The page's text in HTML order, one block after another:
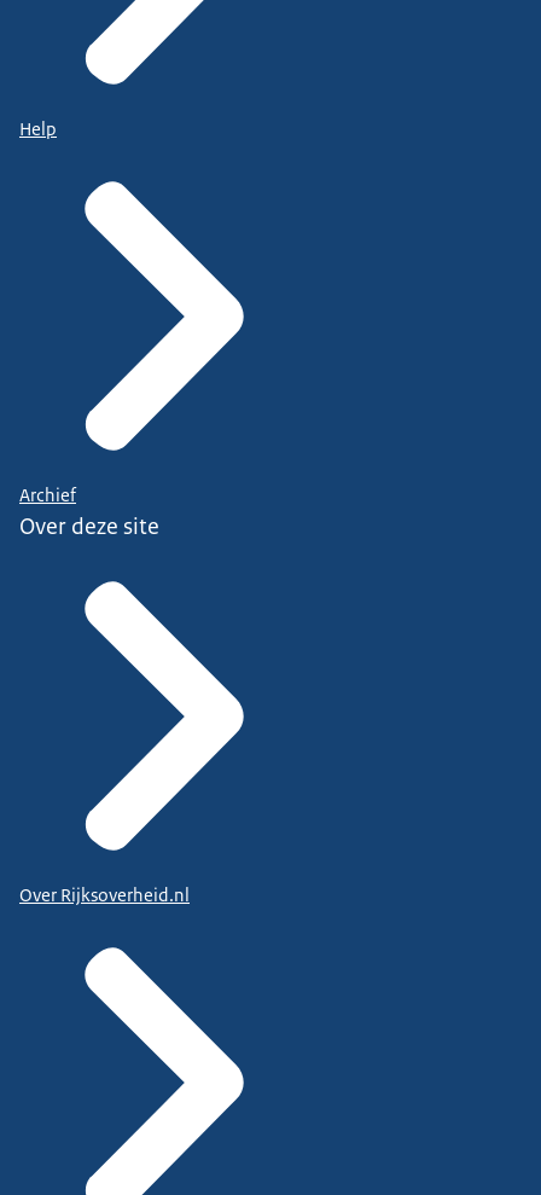
Help
Archief
Over deze site
Over Rijksoverheid.nl